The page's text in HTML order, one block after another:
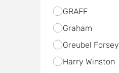
GRAFF
Graham
Greubel Forsey
Harry Winston